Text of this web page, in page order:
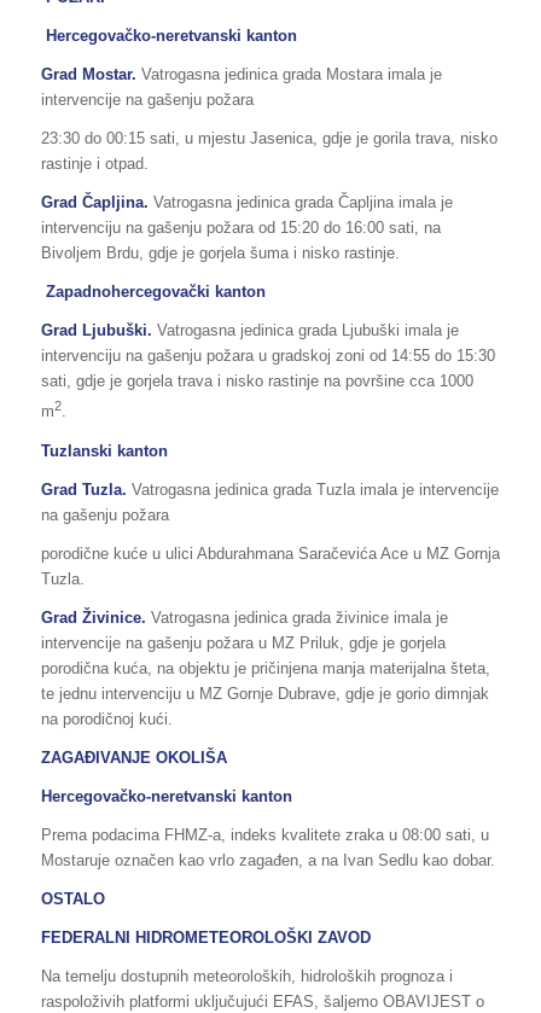
Hercegovačko-neretvanski kanton
Grad Mostar. Vatrogasna jedinica grada Mostara imala je
intervencije na gašenju požara
23:30 do 00:15 sati, u mjestu Jasenica, gdje je gorila trava, nisko
rastinje i otpad.
Grad Čapljina. Vatrogasna jedinica grada Čapljina imala je
intervenciju na gašenju požara od 15:20 do 16:00 sati, na
Bivoljem Brdu, gdje je gorjela šuma i nisko rastinje.
Zapadnohercegovački kanton
Grad Ljubuški. Vatrogasna jedinica grada Ljubuški imala je
intervenciju na gašenju požara u gradskoj zoni od 14:55 do 15:30
sati, gdje je gorjela trava i nisko rastinje na površine cca 1000
m2.
Tuzlanski kanton
Grad Tuzla. Vatrogasna jedinica grada Tuzla imala je intervencije
na gašenju požara
porodične kuće u ulici Abdurahmana Saračevića Ace u MZ Gornja
Tuzla.
Grad Živinice. Vatrogasna jedinica grada živinice imala je
intervencije na gašenju požara u MZ Priluk, gdje je gorjela
porodična kuća, na objektu je pričinjena manja materijalna šteta,
te jednu intervenciju u MZ Gornje Dubrave, gdje je gorio dimnjak
na porodičnoj kući.
ZAGAĐIVANJE OKOLIŠA
Hercegovačko-neretvanski kanton
Prema podacima FHMZ-a, indeks kvalitete zraka u 08:00 sati, u
Mostaruje označen kao vrlo zagađen, a na Ivan Sedlu kao dobar.
OSTALO
FEDERALNI HIDROMETEOROLOŠKI ZAVOD
Na temelju dostupnih meteoroloških, hidroloških prognoza i
raspoloživih platformi uključujući EFAS, šaljemo OBAVIJEST o